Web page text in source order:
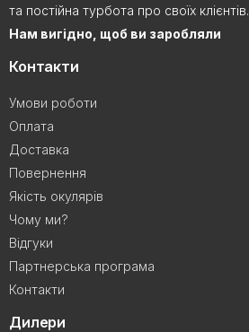
та постійна турбота про своїх клієнтів.
Нам вигідно, щоб ви заробляли
Контакти
Умови роботи
Оплата
Доставка
Повернення
Якість окулярів
Чому ми?
Відгуки
Партнерська програма
Контакти
Дилери